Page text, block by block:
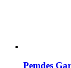
Pemdes